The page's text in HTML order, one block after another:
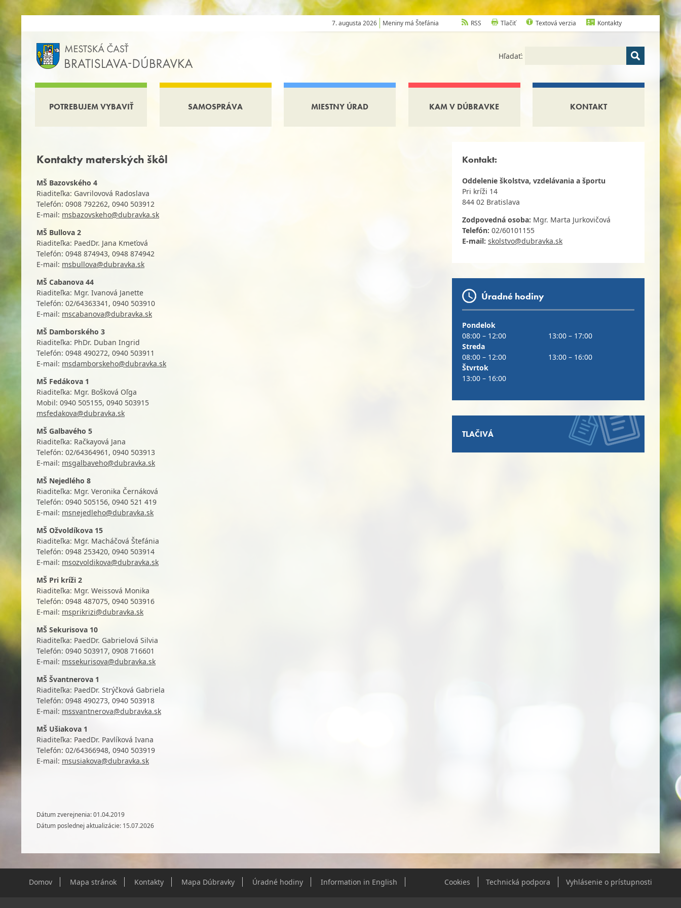
7. augusta 2026 Meniny má Štefánia RSS Tlačiť Textová verzia Kontakty
Hľadať:
POTREBUJEM VYBAVIŤ SAMOSPRÁVA MIESTNY ÚRAD KAM V DÚBRAVKE KONTAKT
Kontakty materských škôl
MŠ Bazovského 4
Riaditeľka: Gavrilovová Radoslava
Telefón: 0908 792262, 0940 503912
E-mail: msbazovskeho@dubravka.sk
MŠ Bullova 2
Riaditeľka: PaedDr. Jana Kmeťová
Telefón: 0948 874943, 0948 874942
E-mail: msbullova@dubravka.sk
MŠ Cabanova 44
Riaditeľka: Mgr. Ivanová Janette
Telefón: 02/64363341, 0940 503910
E-mail: mscabanova@dubravka.sk
MŠ Damborského 3
Riaditeľka: PhDr. Duban Ingrid
Telefón: 0948 490272, 0940 503911
E-mail: msdamborskeho@dubravka.sk
MŠ Fedákova 1
Riaditeľka: Mgr. Bošková Oľga
Mobil: 0940 505155, 0940 503915
msfedakova@dubravka.sk
MŠ Galbavého 5
Riaditeľka: Račkayová Jana
Telefón: 02/64364961, 0940 503913
E-mail: msgalbaveho@dubravka.sk
MŠ Nejedlého 8
Riaditeľka: Mgr. Veronika Černáková
Telefón: 0940 505156, 0940 521 419
E-mail: msnejedleho@dubravka.sk
MŠ Ožvoldíkova 15
Riaditeľka: Mgr. Macháčová Štefánia
Telefón: 0948 253420, 0940 503914
E-mail: msozvoldikova@dubravka.sk
MŠ Pri kríži 2
Riaditeľka: Mgr. Weissová Monika
Telefón: 0948 487075, 0940 503916
E-mail: msprikrizi@dubravka.sk
MŠ Sekurisova 10
Riaditeľka: PaedDr. Gabrielová Silvia
Telefón: 0940 503917, 0908 716601
E-mail: mssekurisova@dubravka.sk
MŠ Švantnerova 1
Riaditeľka: PaedDr. Strýčková Gabriela
Telefón: 0948 490273, 0940 503918
E-mail: mssvantnerova@dubravka.sk
MŠ Ušiakova 1
Riaditeľka: PaedDr. Pavlíková Ivana
Telefón: 02/64366948, 0940 503919
E-mail: msusiakova@dubravka.sk
Dátum zverejnenia: 01.04.2019
Dátum poslednej aktualizácie: 15.07.2026
Kontakt:
Oddelenie školstva, vzdelávania a športu
Pri kríži 14
844 02 Bratislava
Zodpovedná osoba: Mgr. Marta Jurkovičová
Telefón: 02/60101155
E-mail: skolstvo@dubravka.sk
Úradné hodiny
Pondelok
08:00 – 12:00
13:00 – 17:00
Streda
08:00 – 12:00
13:00 – 16:00
Štvrtok
13:00 – 16:00
TLAČIVÁ
Domov Mapa stránok Kontakty Mapa Dúbravky Úradné hodiny Vyhlásenie o prístupnosti
Technická podpora
Cookies
Information in English